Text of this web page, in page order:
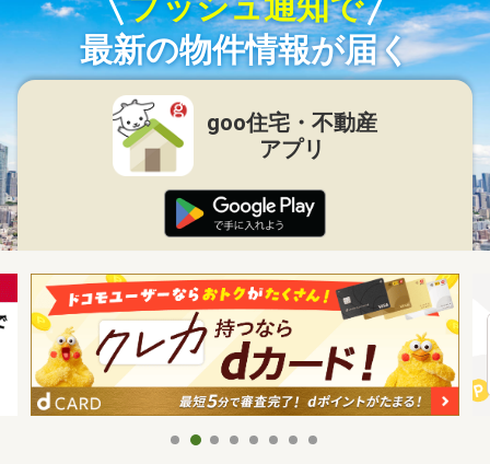
最新の物件情報が届く
goo住宅・不動産
アプリ